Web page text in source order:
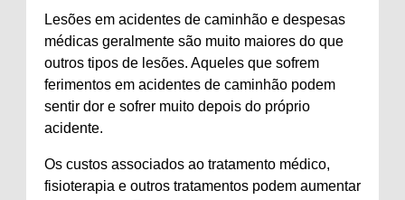
Lesões em acidentes de caminhão e despesas
médicas geralmente são muito maiores do que
outros tipos de lesões. Aqueles que sofrem
ferimentos em acidentes de caminhão podem
sentir dor e sofrer muito depois do próprio
acidente.
Os custos associados ao tratamento médico,
fisioterapia e outros tratamentos podem aumentar